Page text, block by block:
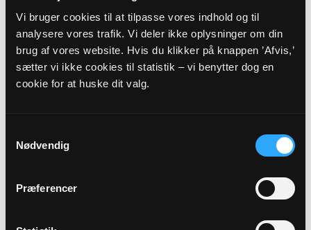
Vi bruger cookies til at tilpasse vores indhold og til
analysere vores trafik. Vi deler ikke oplysninger om din
brug af vores website. Hvis du klikker på knappen ’Afvis,’
sætter vi ikke cookies til statistik – vi benytter dog en
cookie for at huske dit valg.
Nødvendig
Præferencer
Højrup kirke: Høstgudstjeneste kl.
10.30 v. Munch
Højrup Kirke kl. 10:30
Annesofie O Aastrup Munch